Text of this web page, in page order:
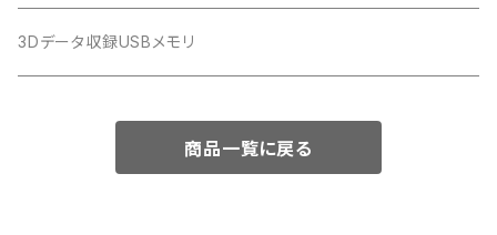
3Dデータ収録USBメモリ
商品一覧に戻る